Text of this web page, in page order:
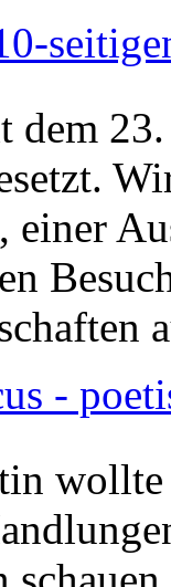
dem
einer
-